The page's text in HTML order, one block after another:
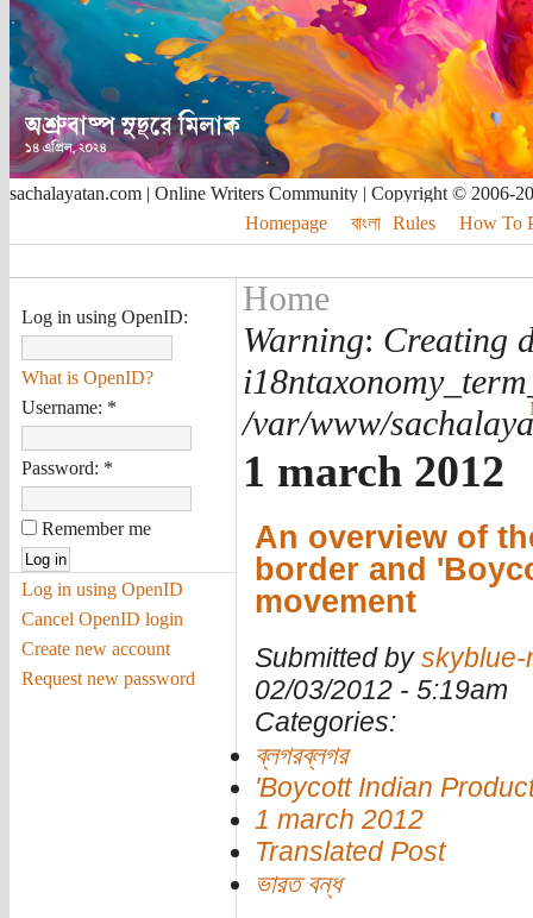
sachalayatan.com | Online Writers Community | Copyright © 2006-
Homepage
বাংলা Rules How To
Log in using OpenID:
What is OpenID?
Username: *
Password: *
Remember me
Log in using OpenID
Cancel OpenID login
Create new account
Request new password
Home
Warning: Creating
/var/www/
1 march 2012
An overview of
border and
movement
Submitted by skyblue-
02/03/2012 - 5:19am
Categories:
ব্লগরব্লগর
'Boycott Indian
1 march 2012
Translated Post
ভারত বন্‌ধ